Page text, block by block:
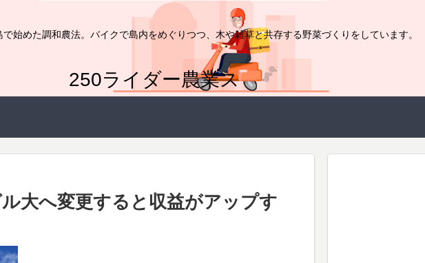
始めた調和農法。バイクで島内をめぐりつつ、木や雑草と共存する野菜づくりをしています。
250ライダー農業ス
大へ変更すると収益がアップす